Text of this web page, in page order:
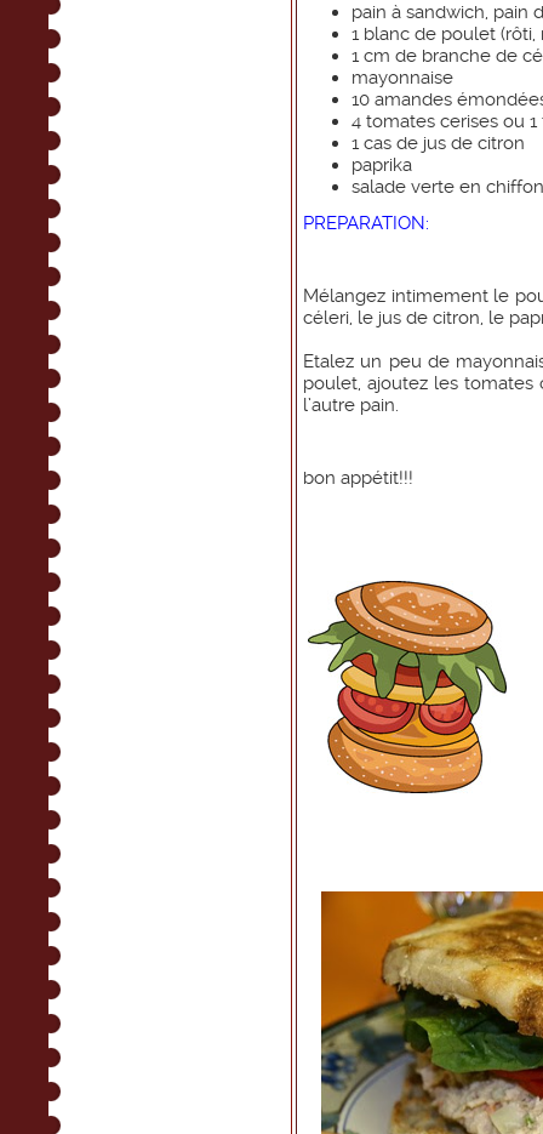
pain à sandwich, pain
1 blanc de poulet
1 cm de branche de
mayonnaise
10 amandes
4 tomates cerises ou
1 cas de jus de citron
paprika
salade verte en
PREPARATION:
Mélangez intimement le
céleri, le jus de citron, le
Etalez un peu de
poulet, ajoutez les tomates
l’autre pain.
bon appétit!!!